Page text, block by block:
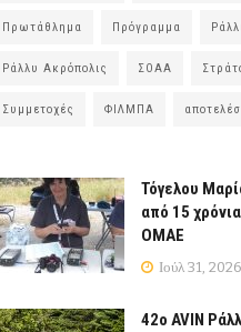
Πρωτάθλημα Πρόγραμμα
Ράλλυ Ακρόπολις ΣΟΑΑ
Συμμετοχές ΦΙΛΜΠΑ
Τόγελου
από 15
ΟΜΑΕ
Ιούλ 31, 2026
42ο AVIN